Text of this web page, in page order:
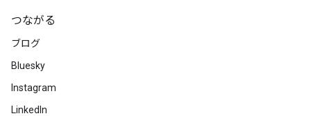
つながる
ブログ
Bluesky
Instagram
LinkedIn